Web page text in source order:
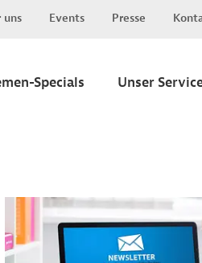
uns Events Presse
Specials Unser